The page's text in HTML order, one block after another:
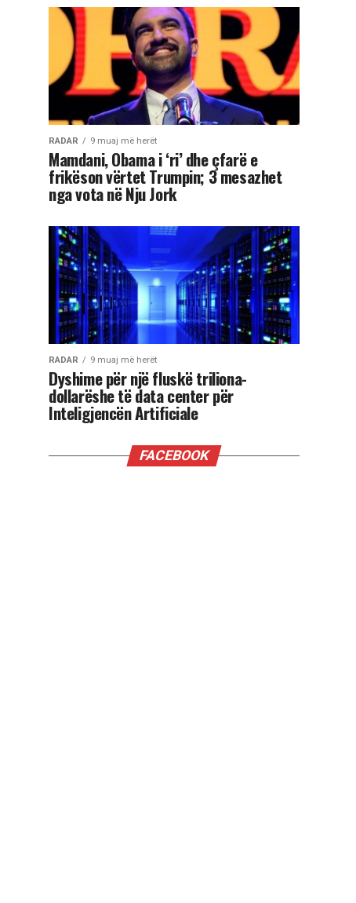
RADAR 9 muaj më herët
Mamdani, Obama i ‘ri’ dhe çfarë e
frikëson vërtet Trumpin; 3 mesazhet
nga vota në Nju Jork
RADAR 9 muaj më herët
Dyshime për një fluskë triliona-
dollarëshe të data center për
Inteligjencën Artificiale
FACEBOOK